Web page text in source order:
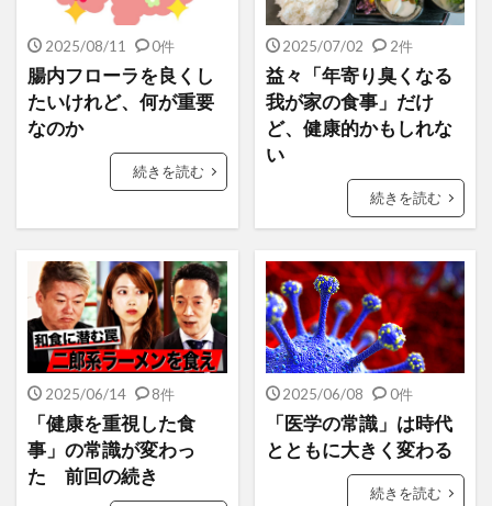
2025/08/11 0件
腸内フローラを良くし
たいけれど、何が重要
なのか
続きを読む
2025/07/02 2件
益々「年寄り臭くなる
我が家の食事」だけ
ど、健康的かもしれな
い
続きを読む
2025/06/14 8件
「健康を重視した食
事」の常識が変わっ
た 前回の続き
2025/06/08 0件
「医学の常識」は時代
とともに大きく変わる
続きを読む